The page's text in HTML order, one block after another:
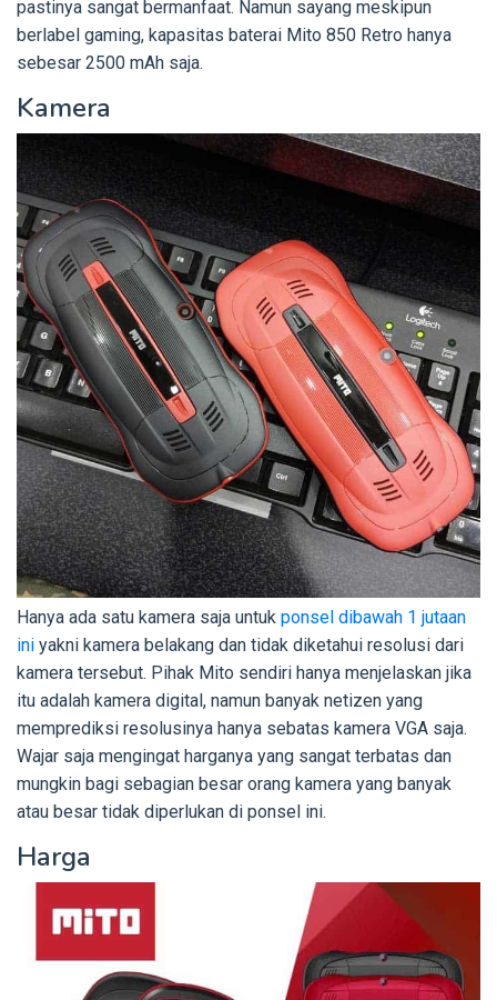
pastinya sangat bermanfaat. Namun sayang meskipun
berlabel gaming, kapasitas baterai Mito 850 Retro hanya
sebesar 2500 mAh saja.
Kamera
Hanya ada satu kamera saja untuk ponsel dibawah 1 jutaan
ini yakni kamera belakang dan tidak diketahui resolusi dari
kamera tersebut. Pihak Mito sendiri hanya menjelaskan jika
itu adalah kamera digital, namun banyak netizen yang
memprediksi resolusinya hanya sebatas kamera VGA saja.
Wajar saja mengingat harganya yang sangat terbatas dan
mungkin bagi sebagian besar orang kamera yang banyak
atau besar tidak diperlukan di ponsel ini.
Harga